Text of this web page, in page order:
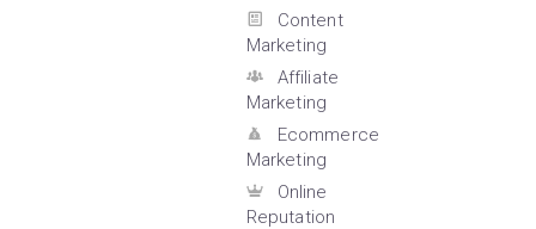
Content
Marketing
Affiliate
Marketing
Ecommerce
Marketing
Online
Reputation